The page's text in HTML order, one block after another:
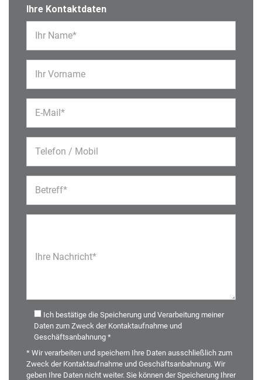
Ihre Kontaktdaten
Ihr Name*
Ihr Vorname
E-Mail*
Telefon / Mobil
Betreff*
Ihre Nachricht*
Ich bestätige die Speicherung und Verarbeitung meiner
Daten zum Zweck der Kontaktaufnahme und
Geschäftsanbahnung *
* Wir verarbeiten und speichern Ihre Daten ausschließlich zum
Zweck der Kontaktaufnahme und Geschäftsanbahnung. Wir
geben Ihre Daten nicht weiter. Sie können der Speicherung Ihrer